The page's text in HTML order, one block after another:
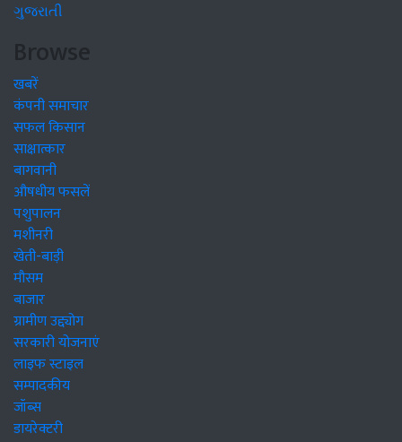
ગુજરાતી
Browse
खबरें
कंपनी समाचार
सफल किसान
साक्षात्कार
बागवानी
औषधीय फसलें
पशुपालन
मशीनरी
खेती-बाड़ी
मौसम
बाजार
ग्रामीण उद्द्योग
सरकारी योजनाएं
लाइफ स्टाइल
सम्पादकीय
जॉब्स
डायरेक्टरी